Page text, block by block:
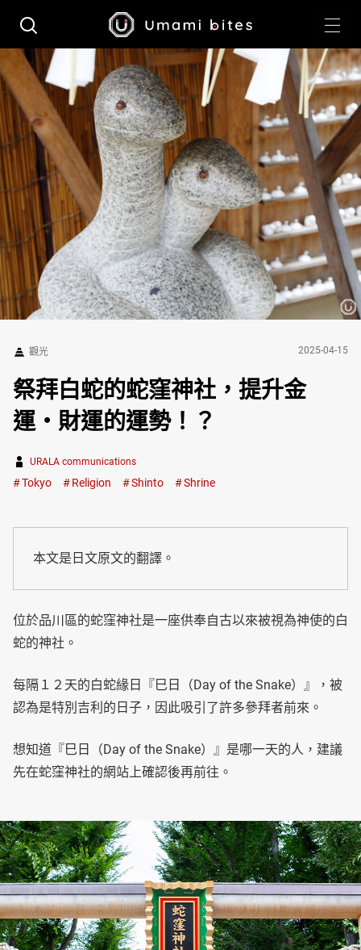
觀光 2025-04-15
祭拜白蛇的蛇窪神社，提升金
運・財運的運勢！？
URALA communications
Tokyo Religion Shinto Shrine
本文是日文原文的翻譯。
位於品川區的蛇窪神社是一座供奉自古以來被視為神使的白
蛇的神社。
每隔１２天的白蛇緣日『巳日（Day of the Snake）』，被
認為是特別吉利的日子，因此吸引了許多參拜者前來。
想知道『巳日（Day of the Snake）』是哪一天的人，建議
先在蛇窪神社的網站上確認後再前往。